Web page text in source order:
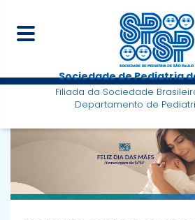
Sociedade de Pediatria
Filiada da Sociedade
Departamento de